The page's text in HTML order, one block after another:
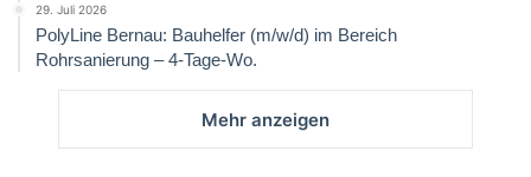
29. Juli 2026
PolyLine Bernau: Bauhelfer (m/w/d) im Bereich
Rohrsanierung – 4-Tage-Wo.
Mehr anzeigen